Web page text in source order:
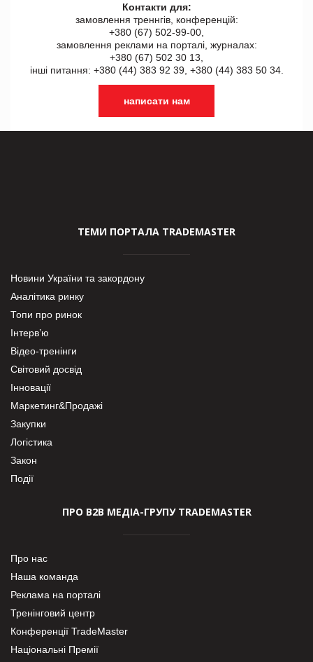
Контакти для:
замовлення треннгів, конференцій:
+380 (67) 502-99-00,
замовлення реклами на порталі, журналах:
+380 (67) 502 30 13,
інші питання: +380 (44) 383 92 39, +380 (44) 383 50 34.
написати нам
ТЕМИ ПОРТАЛА TRADEMASTER
Новини України та закордону
Аналітика ринку
Топи про ринок
Інтерв’ю
Відео-тренінги
Світовий досвід
Інновації
Маркетинг&Продажі
Закупки
Логістика
Закон
Події
ПРО В2В МЕДІА-ГРУПУ TRADEMASTER
Про нас
Наша команда
Реклама на порталі
Тренінговий центр
Конференції TradeMaster
Національні Премії